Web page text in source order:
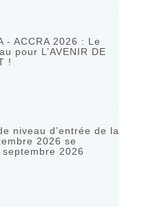
- ACCRA 2026 : Le
pour L’AVENIR DE
!
niveau d’entrée de la
2026 se
2026